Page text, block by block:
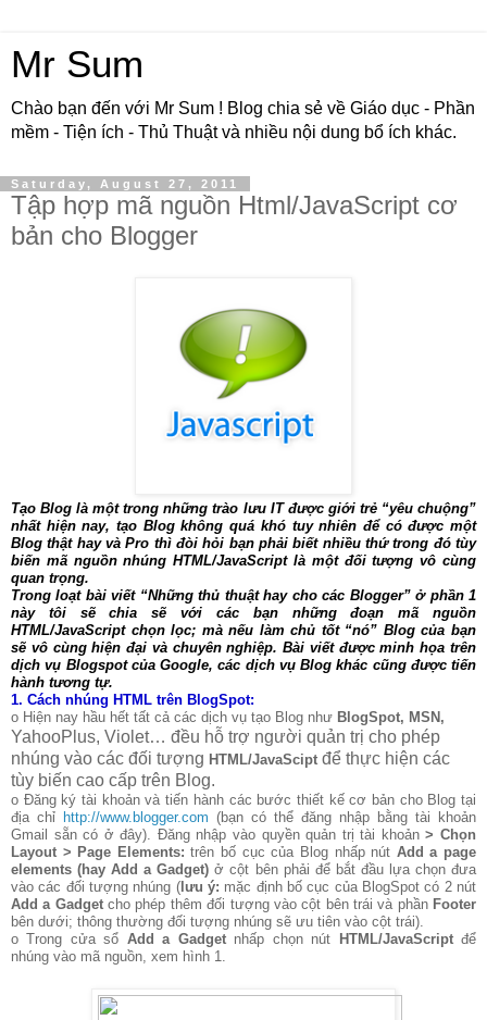
Mr Sum
Chào bạn đến với Mr Sum ! Blog chia sẻ về Giáo dục - Phần
mềm - Tiện ích - Thủ Thuật và nhiều nội dung bổ ích khác.
Saturday, August 27, 2011
Tập hợp mã nguồn Html/JavaScript cơ
bản cho Blogger
Tạo Blog là một trong những trào lưu IT được giới trẻ “yêu chuộng”
nhất hiện nay, tạo Blog không quá khó tuy nhiên để có được một
Blog thật hay và Pro thì đòi hỏi bạn phải biết nhiều thứ trong đó tùy
biến mã nguồn nhúng HTML/JavaScript là một đối tượng vô cùng
quan trọng.
Trong loạt bài viết “Những thủ thuật hay cho các Blogger” ở phần 1
này tôi sẽ chia sẽ với các bạn những đoạn mã nguồn
HTML/JavaScript chọn lọc; mà nếu làm chủ tốt “nó” Blog của bạn
sẽ vô cùng hiện đại và chuyên nghiệp. Bài viết được minh họa trên
dịch vụ Blogspot của Google, các dịch vụ Blog khác cũng được tiến
hành tương tự.
1. Cách nhúng HTML trên BlogSpot:
o Hiện nay hầu hết tất cả các dịch vụ tạo Blog như BlogSpot, MSN,
YahooPlus, Violet… đều hỗ trợ người quản trị cho phép
nhúng vào các đối tượng HTML/JavaScipt để thực hiện các
tùy biến cao cấp trên Blog.
o Đăng ký tài khoản và tiến hành các bước thiết kế cơ bản cho Blog tại
địa chỉ http://www.blogger.com (bạn có thể đăng nhập bằng tài khoản
Gmail sẵn có ở đây). Đăng nhập vào quyền quản trị tài khoản> Chọn
Layout > Page Elements: trên bố cục của Blog nhấp nút Add a page
elements (hay Add a Gadget) ở cột bên phải để bắt đầu lựa chọn đưa
vào các đối tượng nhúng (lưu ý: mặc định bố cục của BlogSpot có 2 nút
Add a Gadgetcho phép thêm đối tượng vào cột bên trái và phần Footer
bên dưới; thông thường đối tượng nhúng sẽ ưu tiên vào cột trái).
o Trong cửa sổ Add a Gadgetnhấp chọn nút HTML/JavaScriptđể
nhúng vào mã nguồn, xem hình 1.